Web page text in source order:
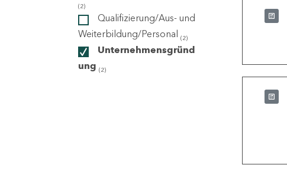
(2)
Qualifizierung/Aus- und
Weiterbildung/Personal (2)
Unternehmensgründ
ung (2)